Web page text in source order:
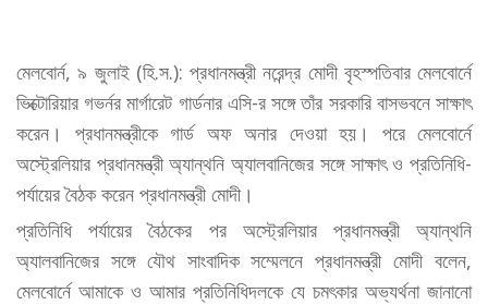
মেলবোর্ন, ৯ জুলাই (হি.স.): প্রধানমন্ত্রী নরেন্দ্র মোদী বৃহস্পতিবার মেলবোর্নে
ভিক্টোরিয়ার গভর্নর মার্গারেট গার্ডনার এসি-র সঙ্গে তাঁর সরকারি বাসভবনে সাক্ষাৎ
করেন। প্রধানমন্ত্রীকে গার্ড অফ অনার দেওয়া হয়। পরে মেলবোর্নে
অস্ট্রেলিয়ার প্রধানমন্ত্রী অ্যান্থনি অ্যালবানিজের সঙ্গে সাক্ষাৎ ও প্রতিনিধি-
পর্যায়ের বৈঠক করেন প্রধানমন্ত্রী মোদী।
প্রতিনিধি পর্যায়ের বৈঠকের পর অস্ট্রেলিয়ার প্রধানমন্ত্রী অ্যান্থনি
অ্যালবানিজের সঙ্গে যৌথ সাংবাদিক সম্মেলনে প্রধানমন্ত্রী মোদী বলেন,
মেলবোর্নে আমাকে ও আমার প্রতিনিধিদলকে যে চমৎকার অভ্যর্থনা জানানো